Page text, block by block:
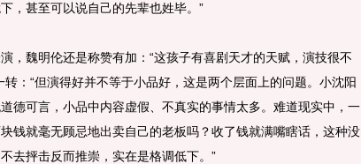
，甚至可以说自己的先辈也姓毕。”
魏明伦还是称赞有加：“这孩子有喜剧天才的天赋，演技很不
转：“但演得好并不等于小品好，这是两个层面上的问题。小沈阳
德可言，小品中内容虚假、不真实的事情太多。难道现实中，一
钱就毫无顾忌地出卖自己的老板吗？收了钱就满嘴瞎话，这种没
去抨击反而推崇，实在是格调低下。”